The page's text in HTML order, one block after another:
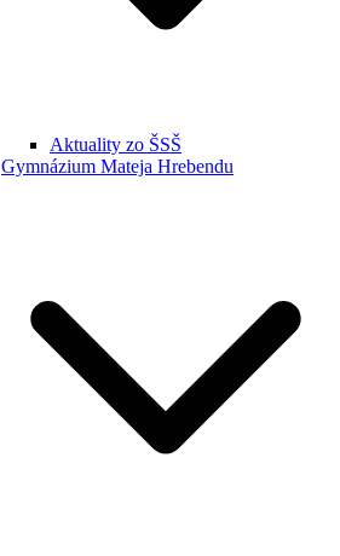
Aktuality zo ŠSŠ
Gymnázium Mateja Hrebendu